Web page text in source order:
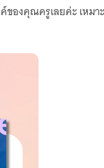
องคุณครูเลยค่ะ เหมา